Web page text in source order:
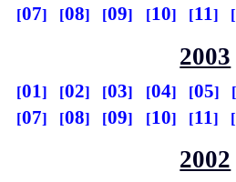
07
08 09 10 11
2003
01 02 03 04 05
07
08 09 10 11
2002